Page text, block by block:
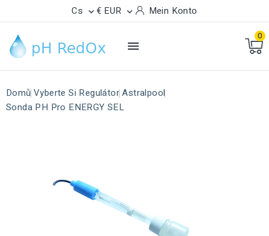
Cs  € EUR  Mein Konto

0
Domů Vyberte Si Regulátor Astralpool
Sonda PH Pro ENERGY SEL